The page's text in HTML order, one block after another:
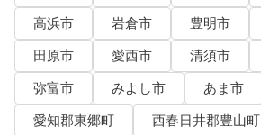
高浜市
岩倉市 豊明市
田原市
愛西市 清須市
弥富市
みよし市 あま市
愛知郡東郷町
西春日井郡豊山町